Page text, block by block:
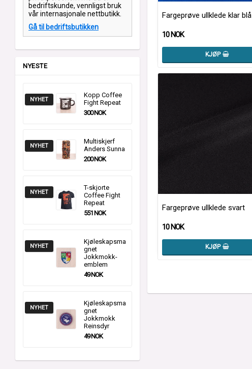
bedriftskunde, vennligst bruk
vår internasjonale nettbutikk.
Gå til bedriftsbutikken
NYESTE
NYHET
Kopp Coffee
Fight Repeat
300 NOK
NYHET
Multiskjerf
Anders Sunna
200 NOK
NYHET
T-skjorte
Coffee Fight
Repeat
551 NOK
NYHET
Kjøleskapsma
gnet
Jokkmokk-
emblem
49 NOK
NYHET
Kjøleskapsma
gnet
Jokkmokk
Reinsdyr
49 NOK
Fargeprøve ullklede klar blå
10 NOK
KJØP
Fargeprøve ullklede svart
10 NOK
KJØP